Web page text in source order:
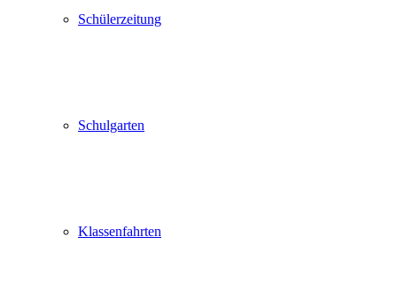
Schülerzeitung
Schulgarten
Klassenfahrten